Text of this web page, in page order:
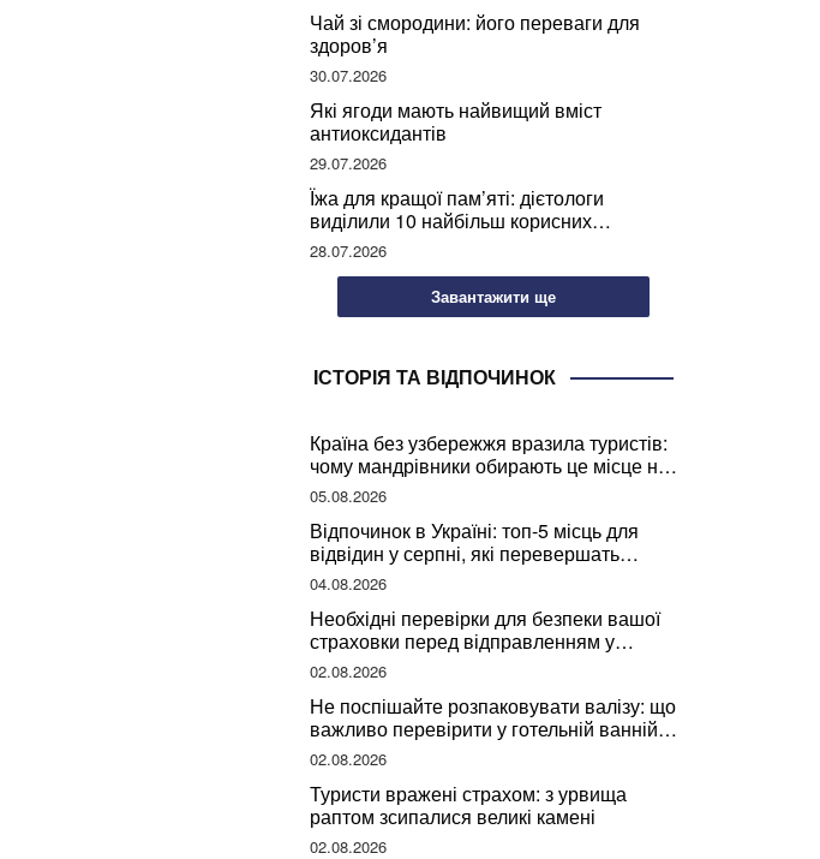
Чай зі смородини: його переваги для
здоров’я
30.07.2026
Які ягоди мають найвищий вміст
антиоксидантів
29.07.2026
Їжа для кращої пам’яті: дієтологи
виділили 10 найбільш корисних
продуктів
28.07.2026
Завантажити ще
ІСТОРІЯ ТА ВІДПОЧИНОК
Країна без узбережжя вразила туристів:
чому мандрівники обирають це місце на
відпочинок
05.08.2026
Відпочинок в Україні: топ-5 місць для
відвідин у серпні, які перевершать
закордонні враження
04.08.2026
Необхідні перевірки для безпеки вашої
страховки перед відправленням у
подорож
02.08.2026
Не поспішайте розпаковувати валізу: що
важливо перевірити у готельній ванній
за словами досвідченої мандрівниці
02.08.2026
Туристи вражені страхом: з урвища
раптом зсипалися великі камені
02.08.2026